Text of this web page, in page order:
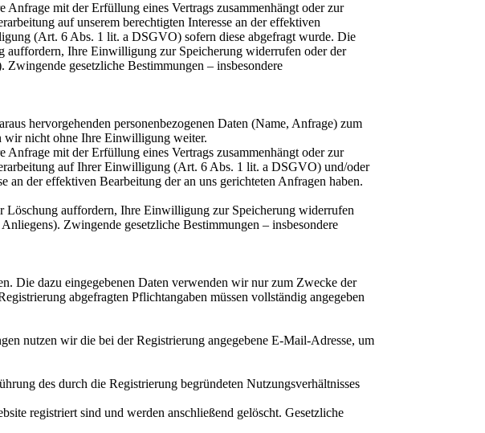
mit der Erfüllung eines Vertrags zusammenhängt oder zur
auf unserem berechtigten Interesse an der effektiven
(Art. 6 Abs. 1 lit. a DSGVO) sofern diese abgefragt wurde. Die
auffordern, Ihre Einwilligung zur Speicherung widerrufen oder der
gesetzliche Bestimmungen – insbesondere
hervorgehenden personenbezogenen Daten (Name, Anfrage) zum
wir nicht ohne Ihre Einwilligung weiter.
mit der Erfüllung eines Vertrags zusammenhängt oder zur
auf Ihrer Einwilligung (Art. 6 Abs. 1 lit. a DSGVO) und/oder
der effektiven Bearbeitung der an uns gerichteten Anfragen haben.
Löschung auffordern, Ihre Einwilligung zur Speicherung widerrufen
Zwingende gesetzliche Bestimmungen – insbesondere
Die dazu eingegebenen Daten verwenden wir nur zum Zwecke der
abgefragten Pflichtangaben müssen vollständig angegeben
nutzen wir die bei der Registrierung angegebene E-Mail-Adresse, um
des durch die Registrierung begründeten Nutzungsverhältnisses
registriert sind und werden anschließend gelöscht. Gesetzliche